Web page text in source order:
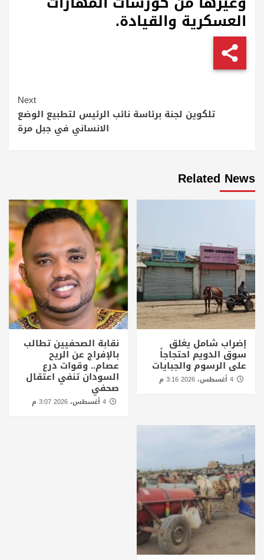
العسكرية والقيادة.
Reading
Next
تلكوين لجنة برئاسة نائب الرئيس لتطبيع الوضع
الانساني في جبل مرة
Related News
إضراب شامل يغلق
سوق الدويم احتجاجاً
على الرسوم والجبايات
نقابة الصحفيين تطالب
بالإفراج عن الريح
عصام.. وقوات درع
السودان تنفي اعتقال
صحفي
4 أغسطس، 2026 3:07 م